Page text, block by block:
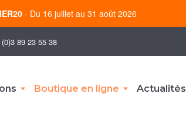
- Du 16 juillet au 31 août 2026
89 23 55 38
Boutique en ligne Actualités